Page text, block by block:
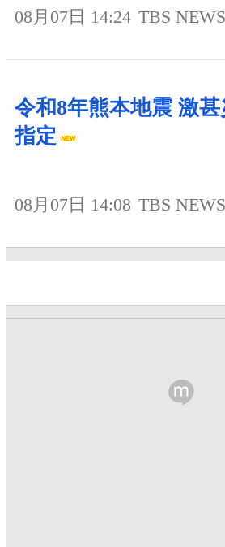
08月07日 14:24 TBS
令和8年熊本地震 激
指定
08月07日 14:08 TBS